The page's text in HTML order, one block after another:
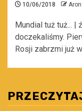
10/06/2018 Aron
Mundial tuż tuż... |
doczekaliśmy.
Rosji zabrzmi już